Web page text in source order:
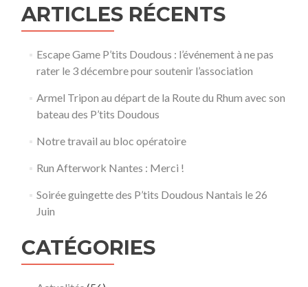
ARTICLES RÉCENTS
Escape Game P’tits Doudous : l’événement à ne pas
rater le 3 décembre pour soutenir l’association
Armel Tripon au départ de la Route du Rhum avec son
bateau des P’tits Doudous
Notre travail au bloc opératoire
Run Afterwork Nantes : Merci !
Soirée guingette des P’tits Doudous Nantais le 26
Juin
CATÉGORIES